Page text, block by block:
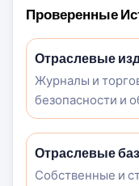
Проверенные
Отраслевые
Журналы и
безопасности и
Отраслевые
Собственные и